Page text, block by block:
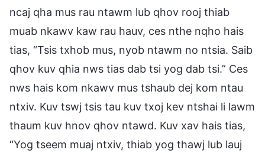
ncaj qha mus rau ntawm lub qhov rooj thiab
muab nkawv kaw rau hauv, ces nthe nqho hais
tias, “Tsis txhob mus, nyob ntawm no ntsia. Saib
qhov kuv qhia nws tias dab tsi yog dab tsi.” Ces
nws hais kom nkawv mus tshaub dej kom ntau
ntxiv. Kuv tswj tsis tau kuv txoj kev ntshai li lawm
thaum kuv hnov qhov ntawd. Kuv xav hais tias,
“Yog tseem muaj ntxiv, thiab yog thawj lub lauj